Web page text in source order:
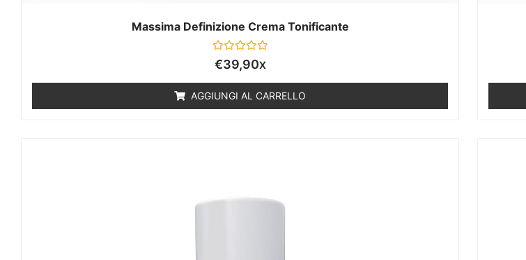
Massima Definizione Crema Tonificante
Valutato
0
€39,90X
AGGIUNGI AL CARRELLO